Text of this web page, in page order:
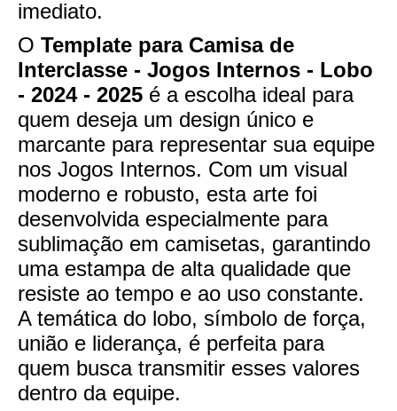
imediato.
O Template para Camisa de
Interclasse - Jogos Internos - Lobo
- 2024 - 2025 é a escolha ideal para
quem deseja um design único e
marcante para representar sua equipe
nos Jogos Internos. Com um visual
moderno e robusto, esta arte foi
desenvolvida especialmente para
sublimação em camisetas, garantindo
uma estampa de alta qualidade que
resiste ao tempo e ao uso constante.
A temática do lobo, símbolo de força,
união e liderança, é perfeita para
quem busca transmitir esses valores
dentro da equipe.